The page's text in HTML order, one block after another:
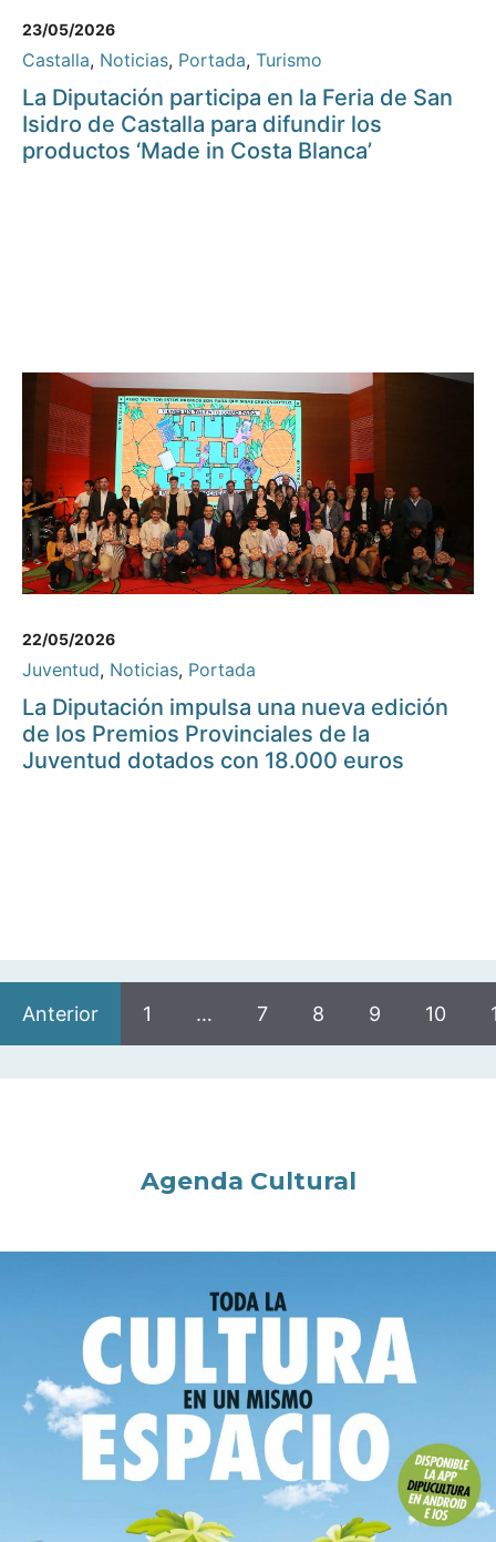
23/05/2026
Castalla, Noticias, Portada, Turismo
La Diputación participa en la Feria de San
Isidro de Castalla para difundir los
productos ‘Made in Costa Blanca’
22/05/2026
Juventud, Noticias, Portada
La Diputación impulsa una nueva edición
de los Premios Provinciales de la
Juventud dotados con 18.000 euros
Anterior 1 … 7 8 9 10
Agenda Cultural